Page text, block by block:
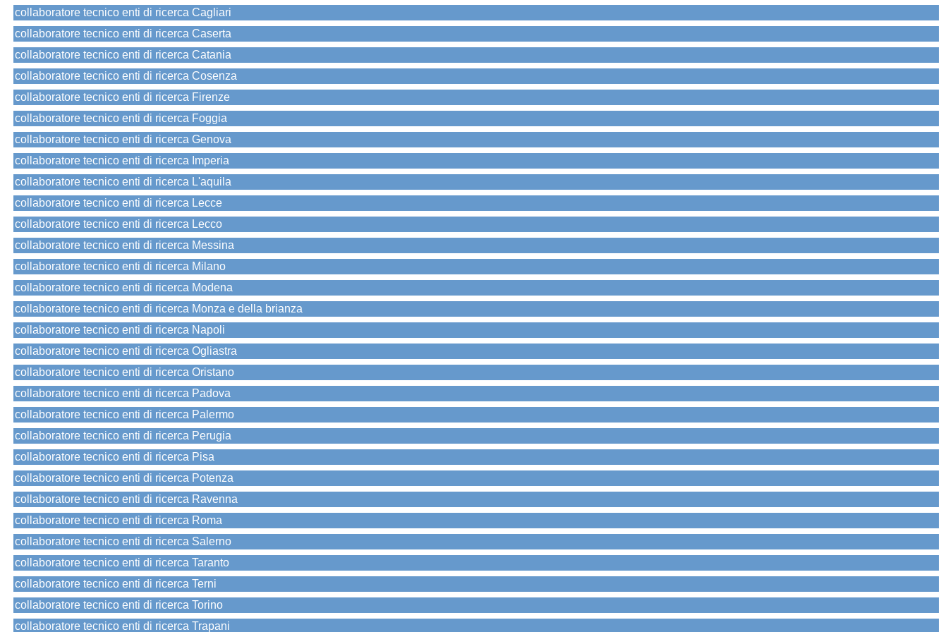
collaboratore tecnico enti di ricerca Cagliari
collaboratore tecnico enti di ricerca Caserta
collaboratore tecnico enti di ricerca Catania
collaboratore tecnico enti di ricerca Cosenza
collaboratore tecnico enti di ricerca Firenze
collaboratore tecnico enti di ricerca Foggia
collaboratore tecnico enti di ricerca Genova
collaboratore tecnico enti di ricerca Imperia
collaboratore tecnico enti di ricerca L'aquila
collaboratore tecnico enti di ricerca Lecce
collaboratore tecnico enti di ricerca Lecco
collaboratore tecnico enti di ricerca Messina
collaboratore tecnico enti di ricerca Milano
collaboratore tecnico enti di ricerca Modena
collaboratore tecnico enti di ricerca Monza e della brianza
collaboratore tecnico enti di ricerca Napoli
collaboratore tecnico enti di ricerca Ogliastra
collaboratore tecnico enti di ricerca Oristano
collaboratore tecnico enti di ricerca Padova
collaboratore tecnico enti di ricerca Palermo
collaboratore tecnico enti di ricerca Perugia
collaboratore tecnico enti di ricerca Pisa
collaboratore tecnico enti di ricerca Potenza
collaboratore tecnico enti di ricerca Ravenna
collaboratore tecnico enti di ricerca Roma
collaboratore tecnico enti di ricerca Salerno
collaboratore tecnico enti di ricerca Taranto
collaboratore tecnico enti di ricerca Terni
collaboratore tecnico enti di ricerca Torino
collaboratore tecnico enti di ricerca Trapani